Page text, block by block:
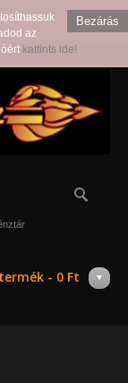
fiókot!
- 0 Ft
Bezárás
az
kattints ide!